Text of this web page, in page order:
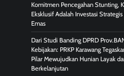
Komitmen Pencegahan Stunting,
Eksklusif Adalah Investasi
Emas
Dari Studi Banding DPRD
Kebijakan: PRKP Karawang
Pilar Mewujudkan Hunian Layak
Berkelanjutan